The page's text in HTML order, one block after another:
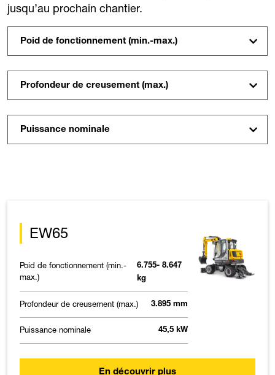
jusqu’au prochain chantier.
Poid de fonctionnement (min.-max.)
Profondeur de creusement (max.)
Puissance nominale
EW65
Poid de fonctionnement (min.-
max.)
6.755- 8.647
kg
Profondeur de creusement (max.) 3.895 mm
Puissance nominale 45,5 kW
En découvrir plus